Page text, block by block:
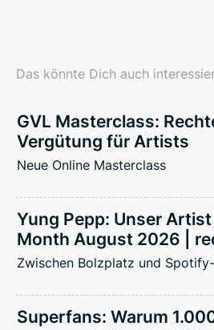
Das könnte Dich auch
GVL Masterclass:
Vergütung für Artists
Neue Online Masterclass
Yung Pepp: Unser
Month August 2026 |
Zwischen Bolzplatz und
Superfans: Warum